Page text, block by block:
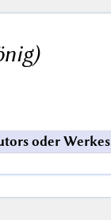
oder Werkes